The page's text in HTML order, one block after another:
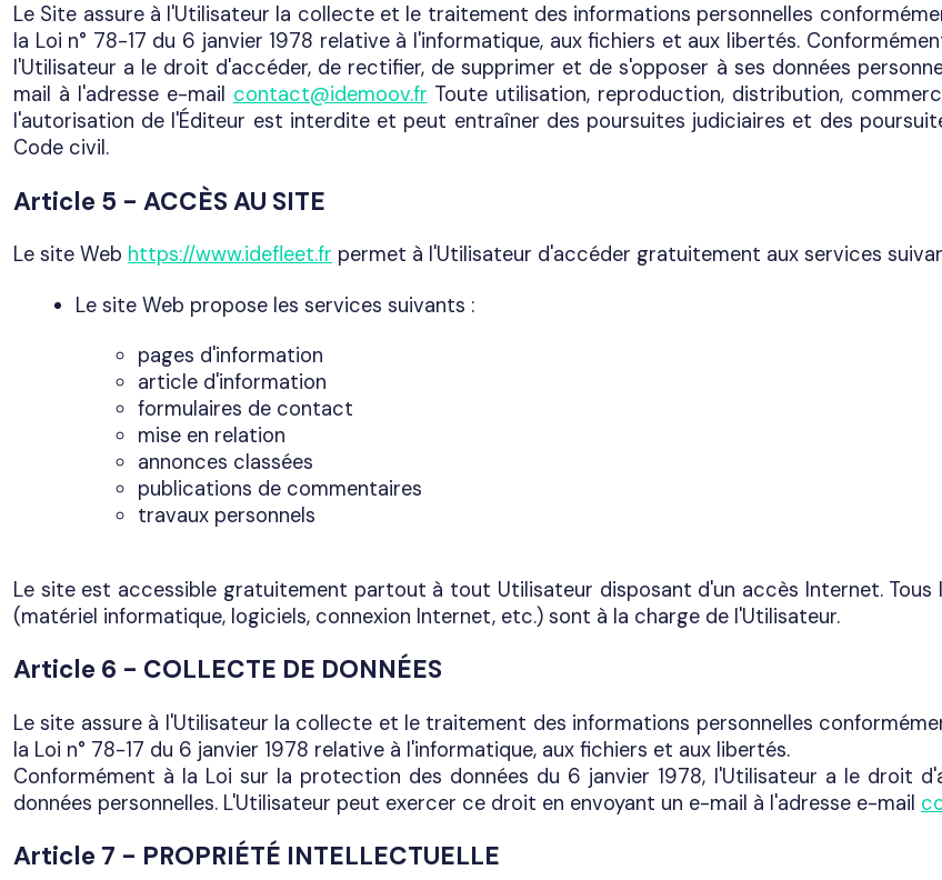
Le Site assure à l'Utilisateur la collecte et le traitement des informations personnelles
la Loi n° 78-17 du 6 janvier 1978 relative à l'informatique, aux fichiers et aux libertés.
l'Utilisateur a le droit d'accéder, de rectifier, de supprimer et de s'opposer à ses données
mail à l'adresse e-mail contact@idemoov.fr Toute utilisation, reproduction, distribution,
l'autorisation de l'Éditeur est interdite et peut entraîner des poursuites judiciaires et des
Code civil.
Article 5 - ACCÈS AU SITE
Le site Web https://www.idefleet.fr permet à l'Utilisateur d'accéder gratuitement aux services
Le site Web propose les services suivants :
pages d'information
article d'information
formulaires de contact
mise en relation
annonces classées
publications de commentaires
travaux personnels
Le site est accessible gratuitement partout à tout Utilisateur disposant d'un accès Internet.
(matériel informatique, logiciels, connexion Internet, etc.) sont à la charge de l'Utilisateur.
Article 6 - COLLECTE DE DONNÉES
Le site assure à l'Utilisateur la collecte et le traitement des informations personnelles
la Loi n° 78-17 du 6 janvier 1978 relative à l'informatique, aux fichiers et aux libertés.
Conformément à la Loi sur la protection des données du 6 janvier 1978, l'Utilisateur a le droit
données personnelles. L'Utilisateur peut exercer ce droit en envoyant un e-mail à l'adresse e-mail
Article 7 - PROPRIÉTÉ INTELLECTUELLE